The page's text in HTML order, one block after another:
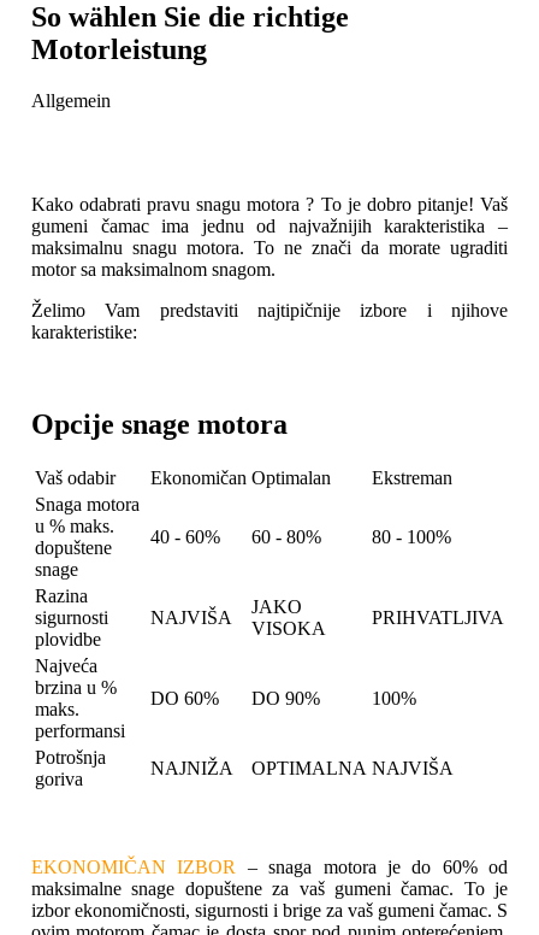
So wählen Sie die richtige
Motorleistung
Allgemein
Kako odabrati pravu snagu motora ? To je dobro pitanje! Vaš
gumeni čamac ima jednu od najvažnijih karakteristika –
maksimalnu snagu motora. To ne znači da morate ugraditi
motor sa maksimalnom snagom.
Želimo Vam predstaviti najtipičnije izbore i njihove
karakteristike:
Opcije snage motora
Vaš odabir Ekonomičan Optimalan
Ekstreman
Snaga motora
u % maks.
dopuštene
snage
40 - 60% 60 - 80% 80 - 100%
Razina
sigurnosti
plovidbe
NAJVIŠA
JAKO
VISOKA
PRIHVATLJIVA
Najveća
brzina u %
maks.
performansi
DO 60% DO 90% 100%
Potrošnja
goriva
NAJNIŽA OPTIMALNA NAJVIŠA
EKONOMIČAN IZBOR – snaga motora je do 60% od
maksimalne snage dopuštene za vaš gumeni čamac. To je
izbor ekonomičnosti, sigurnosti i brige za vaš gumeni čamac. S